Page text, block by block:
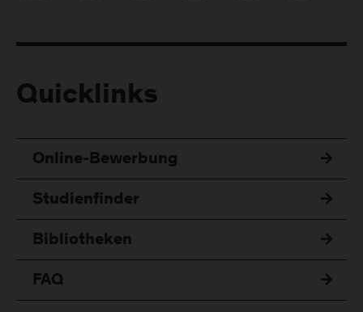
Quicklinks
Online-Bewerbung
Studienfinder
Bibliotheken
FAQ